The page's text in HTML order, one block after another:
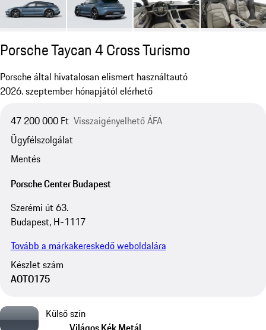
Porsche Taycan 4 Cross Turismo
Porsche által hivatalosan elismert használtautó
2026. szeptember hónapjától elérhető
47 200 000 Ft Visszaigényelhető ÁFA
Ügyfélszolgálat
Mentés
Porsche Center Budapest
Szerémi út 63.
Budapest, H-1117
Tovább a márkakereskedő weboldalára
Készlet szám
AOTO175
Külső szín